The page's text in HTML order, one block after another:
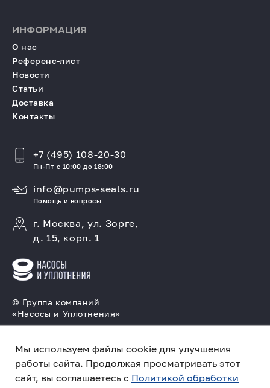
Мы используем файлы cookie для улучшения
работы сайта. Продолжая просматривать этот
сайт, вы соглашаетесь с Политикой обработки
© Группа компаний
«Насосы и Уплотнения»
торцовых уплотнений
Политика конфиденциальности
ИНФОРМАЦИЯ
О нас
Референс-лист
Новости
Статьи
Доставка
Контакты
+7 (495) 108-20-30
Пн-Пт с 10:00 до 18:00
info@pumps-seals.ru
Помощь и вопросы
г. Москва, ул. Зорге,
д. 15, корп. 1